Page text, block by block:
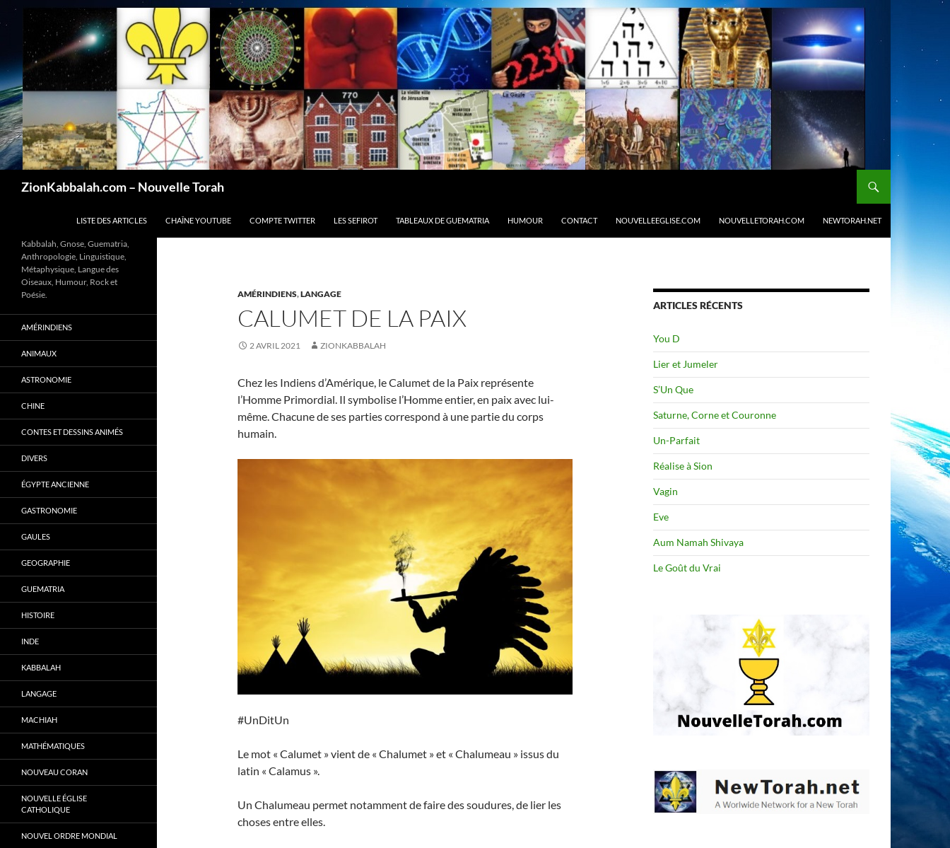
ZionKabbalah.com – Nouvelle Torah
LISTE DES ARTICLES
CHAÎNE YOUTUBE COMPTE TWITTER LES SEFIROT TABLEAUX DE GUEMATRIA HUMOUR CONTACT NOUVELLEEGLISE.COM NOUVELLETORAH.COM NEWTORAH.NET
AMÉRINDIENS,LANGAGE
CALUMET DE LA PAIX
2 AVRIL 2021 ZIONKABBALAH
Chez les Indiens d’Amérique, le Calumet de la Paix représente
l’Homme Primordial. Il symbolise l’Homme entier, en paix avec lui-
même. Chacune de ses parties correspond à une partie du corps
humain.
#UnDitUn
Le mot « Calumet » vient de « Chalumet » et « Chalumeau » issus du
latin « Calamus ».
Un Chalumeau permet notamment de faire des soudures, de lier les
choses entre elles.
ARTICLES RÉCENTS
You D
Lier et Jumeler
S’Un Que
Saturne, Corne et Couronne
Un-Parfait
Réalise à Sion
Vagin
Eve
Aum Namah Shivaya
Le Goût du Vrai
Kabbalah, Gnose, Guematria,
Anthropologie, Linguistique,
Métaphysique, Langue des
Oiseaux, Humour, Rock et
Poésie.
AMÉRINDIENS
ANIMAUX
ASTRONOMIE
CHINE
CONTES ET DESSINS ANIMÉS
DIVERS
ÉGYPTE ANCIENNE
GASTRONOMIE
GAULES
GEOGRAPHIE
GUEMATRIA
HISTOIRE
INDE
KABBALAH
LANGAGE
MACHIAH
MATHÉMATIQUES
NOUVEAU CORAN
NOUVELLE ÉGLISE
CATHOLIQUE
NOUVEL ORDRE MONDIAL